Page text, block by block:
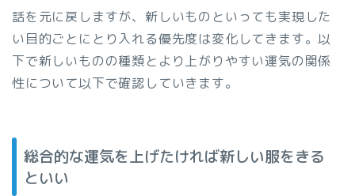
話を元に戻しますが、新しいものといっても実現した
い目的ごとにとり入れる優先度は変化してきます。以
下で新しいものの種類とより上がりやすい運気の関係
性について以下で確認していきます。
総合的な運気を上げたければ新しい服をきる
といい